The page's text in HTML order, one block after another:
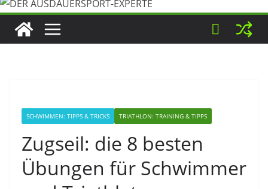
SCHWIMMEN: TIPPS & TRICKS TRIATHLON: TRAINING & TIPPS
Zugseil: die 8 besten
Übungen für Schwimmer